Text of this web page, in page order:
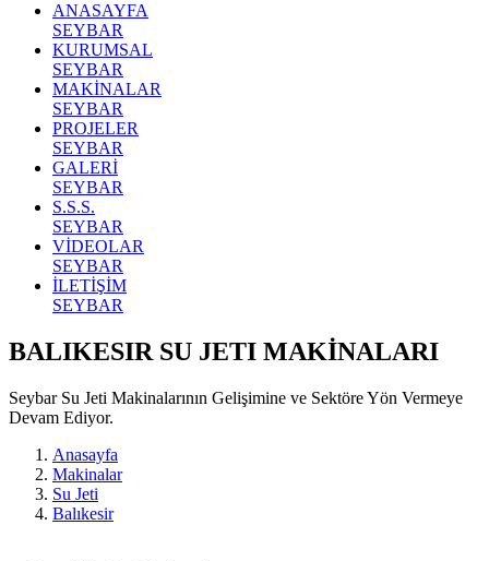
ANASAYFA
SEYBAR
KURUMSAL
SEYBAR
MAKİNALAR
SEYBAR
PROJELER
SEYBAR
GALERİ
SEYBAR
S.S.S.
SEYBAR
VİDEOLAR
SEYBAR
İLETİŞİM
SEYBAR
BALIKESIR SU JETI MAKİNALARI
Seybar Su Jeti Makinalarının Gelişimine ve Sektöre Yön Vermeye
Devam Ediyor.
Anasayfa
Makinalar
Su Jeti
Balıkesir